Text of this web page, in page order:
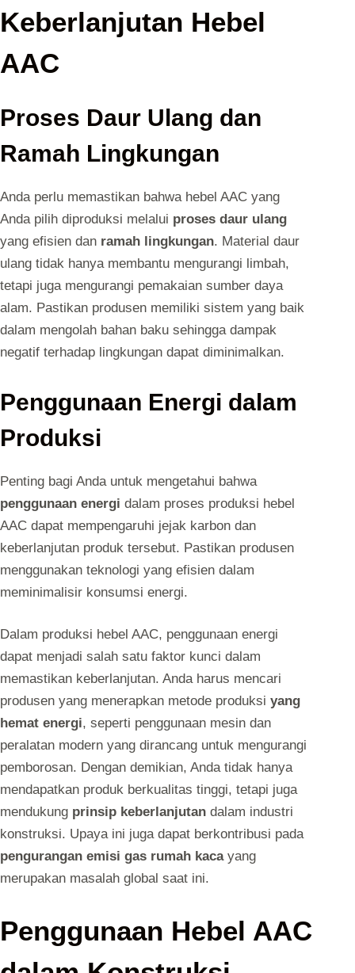
Keberlanjutan Hebel
AAC
Proses Daur Ulang dan
Ramah Lingkungan
Anda perlu memastikan bahwa hebel AAC yang
Anda pilih diproduksi melalui proses daur ulang
yang efisien dan ramah lingkungan. Material daur
ulang tidak hanya membantu mengurangi limbah,
tetapi juga mengurangi pemakaian sumber daya
alam. Pastikan produsen memiliki sistem yang baik
dalam mengolah bahan baku sehingga dampak
negatif terhadap lingkungan dapat diminimalkan.
Penggunaan Energi dalam
Produksi
Penting bagi Anda untuk mengetahui bahwa
penggunaan energi dalam proses produksi hebel
AAC dapat mempengaruhi jejak karbon dan
keberlanjutan produk tersebut. Pastikan produsen
menggunakan teknologi yang efisien dalam
meminimalisir konsumsi energi.
Dalam produksi hebel AAC, penggunaan energi
dapat menjadi salah satu faktor kunci dalam
memastikan keberlanjutan. Anda harus mencari
produsen yang menerapkan metode produksi yang
hemat energi, seperti penggunaan mesin dan
peralatan modern yang dirancang untuk mengurangi
pemborosan. Dengan demikian, Anda tidak hanya
mendapatkan produk berkualitas tinggi, tetapi juga
mendukung prinsip keberlanjutan dalam industri
konstruksi. Upaya ini juga dapat berkontribusi pada
pengurangan emisi gas rumah kacayang
merupakan masalah global saat ini.
Penggunaan Hebel AAC